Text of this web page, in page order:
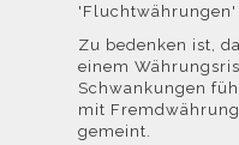
'Fluchtwährungen'
Zu bedenken ist,
einem
Schwankungen
mit
gemeint.